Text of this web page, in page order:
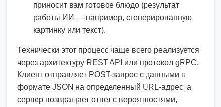
приносит вам готовое блюдо (результат
работы ИИ — например, сгенерированную
картинку или текст).
Технически этот процесс чаще всего реализуется
через архитектуру REST API или протокол gRPC.
Клиент отправляет POST-запрос с данными в
формате JSON на определенный URL-адрес, а
сервер возвращает ответ с вероятностями,